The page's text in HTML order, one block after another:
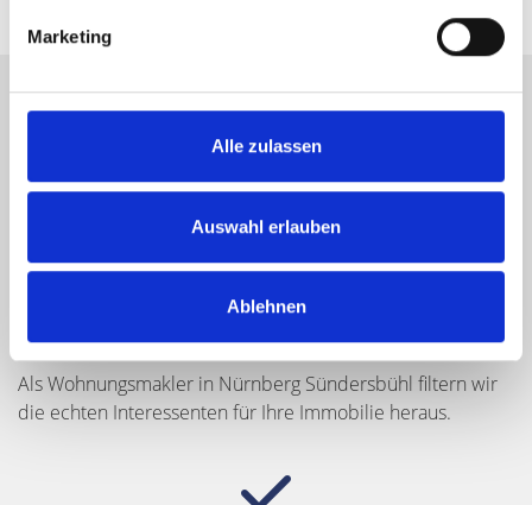
Marketing
Alle zulassen
Auswahl erlauben
Ablehnen
Profitieren Sie von unserem
besonderen Service
Gut vorbereitete Besichtigungen
Als Wohnungsmakler in Nürnberg Sündersbühl filtern wir
die echten Interessenten für Ihre Immobilie heraus.